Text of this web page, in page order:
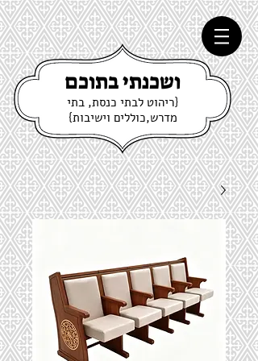
ושכנתי בתוכם
{ריהוט לבתי כנסת, בתי
מדרש,כוללים וישיבות}